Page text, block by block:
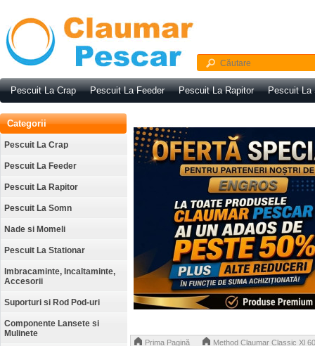
Pescuit La Crap Pescuit La Feeder Pescuit La Rapitor Pescuit La
Categorii
Pescuit La Crap
Pescuit La Feeder
Pescuit La Rapitor
Pescuit La Somn
Nade si Momeli
Pescuit La Stationar
Imbracaminte, Incaltaminte,
Accesorii
Suporturi si Rod Pod-uri
Componente Lansete si
Mulinete
Prima Pagină Method Claumar Classic Xl